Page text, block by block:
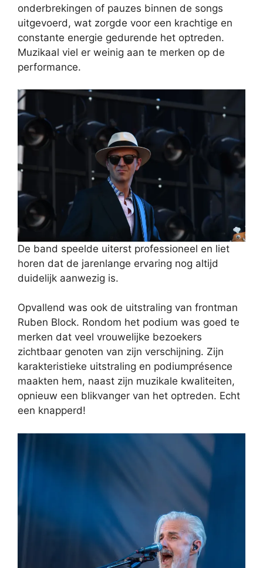
onderbrekingen of pauzes binnen de songs
uitgevoerd, wat zorgde voor een krachtige en
constante energie gedurende het optreden.
Muzikaal viel er weinig aan te merken op de
performance.
De band speelde uiterst professioneel en liet
horen dat de jarenlange ervaring nog altijd
duidelijk aanwezig is.
Opvallend was ook de uitstraling van frontman
Ruben Block. Rondom het podium was goed te
merken dat veel vrouwelijke bezoekers
zichtbaar genoten van zijn verschijning. Zijn
karakteristieke uitstraling en podiumprésence
maakten hem, naast zijn muzikale kwaliteiten,
opnieuw een blikvanger van het optreden. Echt
een knapperd!